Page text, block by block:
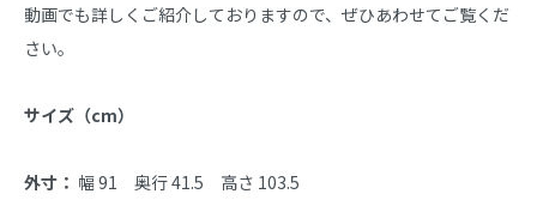
動画でも詳しくご紹介しておりますので、ぜひあわせてご覧くだ
さい。
サイズ（cm）
外寸： 幅 91　奥行 41.5　高さ 103.5